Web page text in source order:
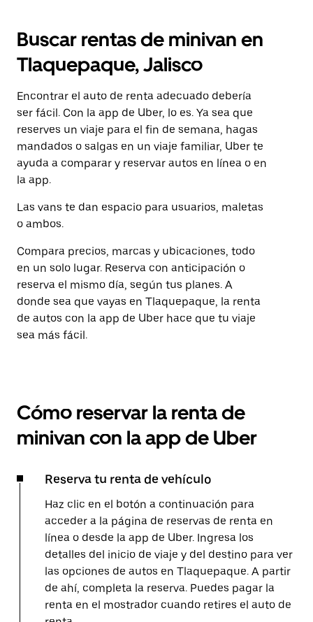
Buscar rentas de minivan en
Tlaquepaque, Jalisco
Encontrar el auto de renta adecuado debería
ser fácil. Con la app de Uber, lo es. Ya sea que
reserves un viaje para el fin de semana, hagas
mandados o salgas en un viaje familiar, Uber te
ayuda a comparar y reservar autos en línea o en
la app.
Las vans te dan espacio para usuarios, maletas
o ambos.
Compara precios, marcas y ubicaciones, todo
en un solo lugar. Reserva con anticipación o
reserva el mismo día, según tus planes. A
donde sea que vayas en Tlaquepaque, la renta
de autos con la app de Uber hace que tu viaje
sea más fácil.
Cómo reservar la renta de
minivan con la app de Uber
Reserva tu renta de vehículo
Haz clic en el botón a continuación para
acceder a la página de reservas de renta en
línea o desde la app de Uber. Ingresa los
detalles del inicio de viaje y del destino para ver
las opciones de autos en Tlaquepaque. A partir
de ahí, completa la reserva. Puedes pagar la
renta en el mostrador cuando retires el auto de